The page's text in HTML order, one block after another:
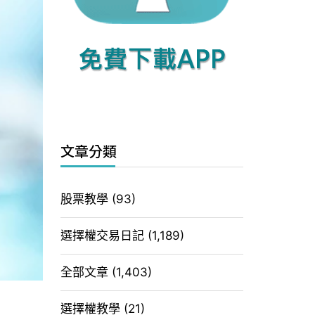
文章分類
股票教學 (93)
選擇權交易日記 (1,189)
全部文章 (1,403)
選擇權教學 (21)